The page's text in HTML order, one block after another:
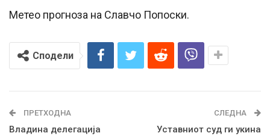
Метео прогноза на Славчо Попоски.
Сподели
ПРЕТХОДНА
Владина делегација
СЛЕДНА
Уставниот суд ги укина